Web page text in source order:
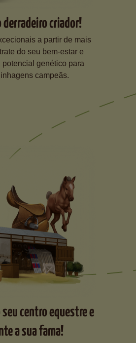
derradeiro criador!
a partir de mais
do seu bem-estar e
potencial genético para
campeãs.
centro equestre e
a sua fama!